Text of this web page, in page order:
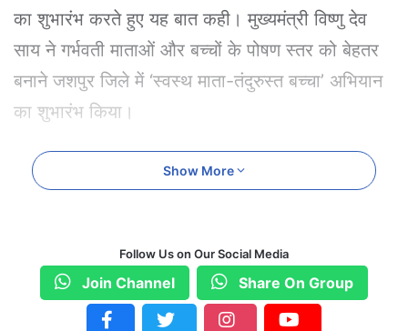
का शुभारंभ करते हुए यह बात कही। मुख्यमंत्री विष्णु देव
साय ने गर्भवती माताओं और बच्चों के पोषण स्तर को बेहतर
बनाने जशपुर जिले में ‘स्वस्थ माता-तंदुरुस्त बच्चा’ अभियान
का शुभारंभ किया।
स्वास्थ्य विभाग और महिला एवं बाल विकास विभाग द्वारा
संयुक्त रूप से संचालित इस अभियान के तहत 9500 से
माध्यम से पोषण संबंधी ऑनलाइन प्रशिक्षण प्राप्त करने के
उपरांत माताओं और बच्चों के पोषण और स्वास्थ्य का ख्याल
रखने के लिए पूरी तरह से तैयार है। अभियान के तहत 300
Show More
Follow Us on Our Social Media
Join Channel Share On Group